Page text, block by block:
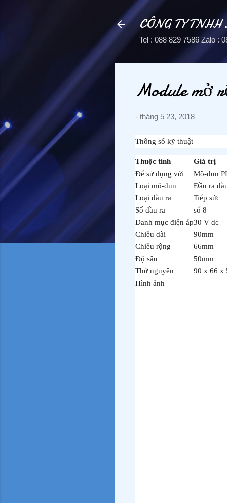
CÔNG TY
Tel : 088 829 7586 Zalo :
Module mở
- tháng 5 23, 2018
Thông số kỹ thuật
Thuộc tính
Giá trị
Để sử dụng với
Mô-đun
Loại mô-đun
Đầu ra
Loại đầu ra
Tiếp sức
Số đầu ra
số 8
Danh mục điện áp30 V dc
Chiều dài
90mm
Chiều rộng
66mm
Độ sâu
50mm
Thứ nguyên
90 x 66 x
Hình ảnh